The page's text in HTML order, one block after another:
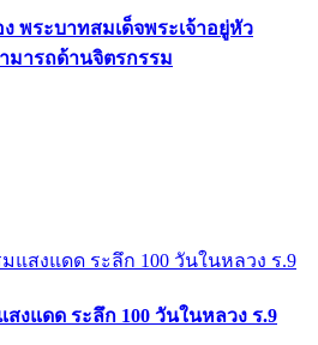
พระบาทสมเด็จพระเจ้าอยู่หัว
มารถด้านจิตรกรรม
งแดด ระลึก 100 วันในหลวง ร.9